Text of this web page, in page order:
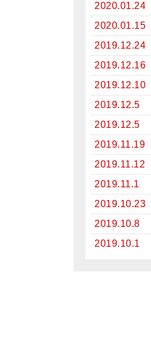
2020.01.24
2020.01.15
2019.12.24
2019.12.16
2019.12.10
2019.12.5
2019.12.5
2019.11.19
2019.11.12
2019.11.1
2019.10.23
2019.10.8
2019.10.1